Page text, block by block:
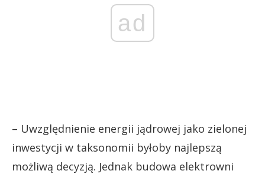
ad
– Uwzględnienie energii jądrowej jako zielonej
inwestycji w taksonomii byłoby najlepszą
możliwą decyzją. Jednak budowa elektrowni